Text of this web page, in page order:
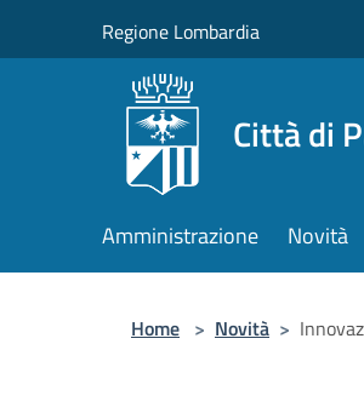
Regione Lombardia
Città di
Amministrazione Novità
Home > Novità >